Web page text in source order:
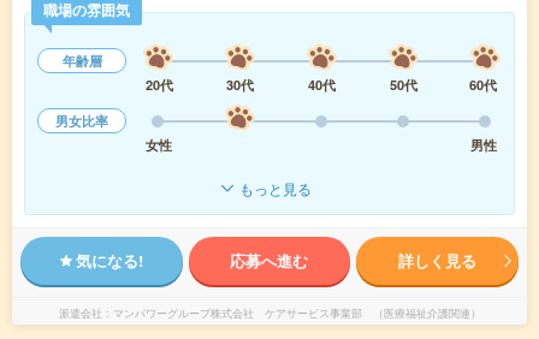
職場の雰囲気
年齢層
20代
30代 40代 50代
60代
男女比率
女性
男性
もっと見る
気になる! 応募へ進む 詳しく見る
派遣会社 マンパワーグループ株式会社 ケアサービス事業部 （医療福祉介護関連）